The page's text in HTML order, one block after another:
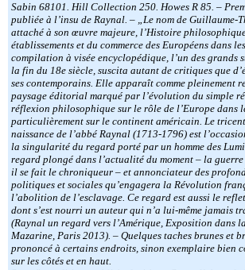
Sabin 68101. Hill Collection 250. Howes R 85. –
publiée à l’insu de Raynal. – „Le nom de Guillaume-
attaché à son œuvre majeure, l’Histoire
établissements et du commerce des Européens dans
compilation à visée encyclopédique, l’un des grands
la fin du 18e siècle, suscita autant de critiques que
ses contemporains. Elle apparaît comme pleinement
paysage éditorial marqué par l’évolution du simple
réflexion philosophique sur le rôle de l’Europe dans
particulièrement sur le continent américain. Le
naissance de l’abbé Raynal (1713-1796) est
la singularité du regard porté par un homme des
regard plongé dans l’actualité du moment – la
il se fait le chroniqueur – et annonciateur des
politiques et sociales qu’engagera la Révolution
l’abolition de l’esclavage. Ce regard est aussi le
dont s’est nourri un auteur qui n’a lui-même jamais
(Raynal un regard vers l’Amérique, Exposition dans
Mazarine, Paris 2013). – Quelques taches brunes et
prononcé à certains endroits, sinon exemplaire bien
sur les côtés et en haut.